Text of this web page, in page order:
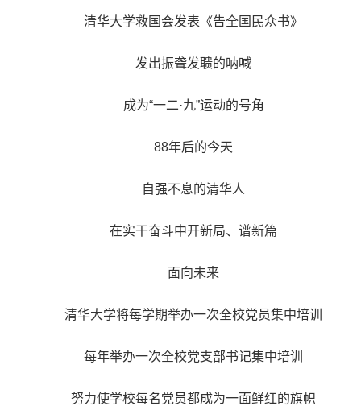
清华大学救国会发表《告全国民众书》
发出振聋发聩的呐喊
成为“一二·九”运动的号角
88年后的今天
自强不息的清华人
在实干奋斗中开新局、谱新篇
面向未来
清华大学将每学期举办一次全校党员集中培训
每年举办一次全校党支部书记集中培训
努力使学校每名党员都成为一面鲜红的旗帜